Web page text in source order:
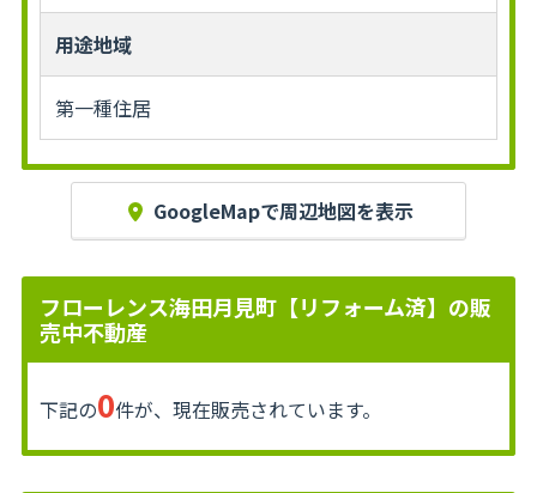
用途地域
第一種住居
GoogleMapで周辺地図を表示
フローレンス海田月見町【リフォーム済】の販
売中不動産
下記の0件が、現在販売されています。